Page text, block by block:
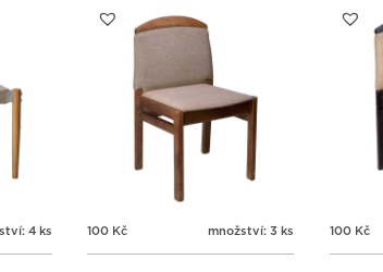
4 ks 100 Kč množství: 3 ks 100 Kč